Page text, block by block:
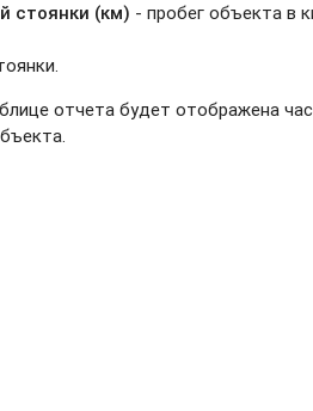
стоянки (км) - пробег объекта в
отчета будет отображена